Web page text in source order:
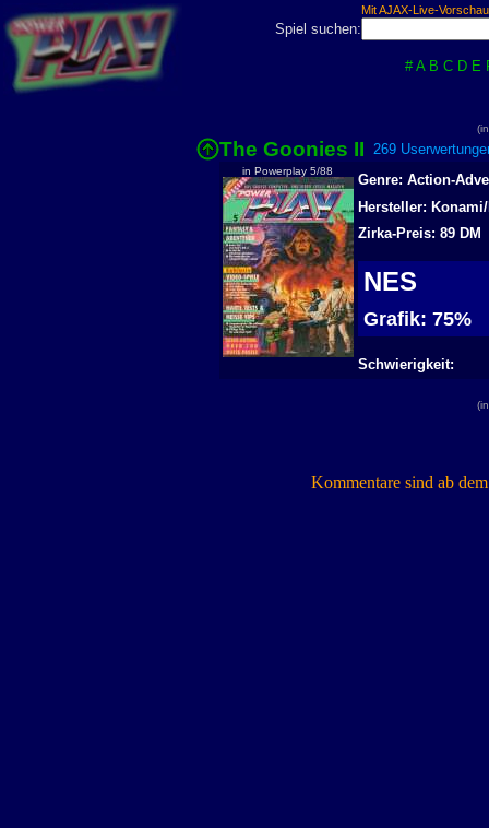
Mit AJAX-Live-
Spiel suchen:
# A B C D E
The Goonies II 269
in Powerplay 5/88
Genre: Action-
Hersteller:
Zirka-Preis: 89 DM
NES
Grafik: 75%
Schwierigkeit:
Kommentare sind ab